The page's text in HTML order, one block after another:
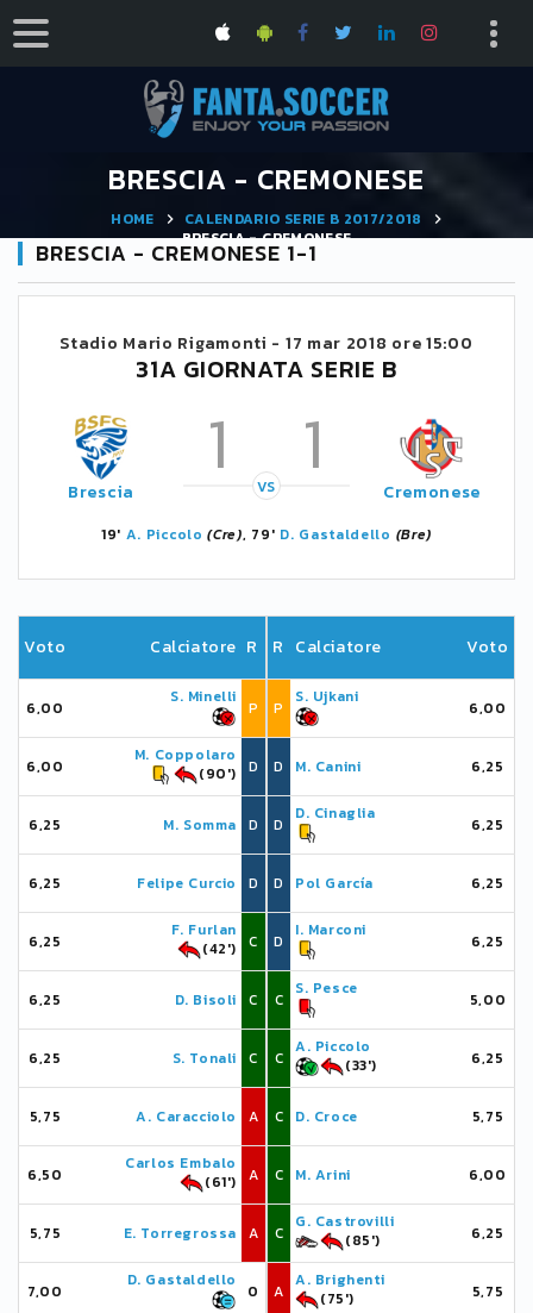
BRESCIA - CREMONESE
HOME
CALENDARIO SERIE B 2017/2018
BRESCIA - CREMONESE
BRESCIA - CREMONESE 1-1
Stadio Mario Rigamonti - 17 mar 2018 ore 15:00
31A GIORNATA SERIE B
Brescia 1 1
VS Cremonese
19' A. Piccolo (Cre), 79' D. Gastaldello (Bre)
Voto Calciatore R
6,00
S. Minelli
P
6,00
M. Coppolaro
(90')
D
6,25 M. Somma D
6,25 Felipe Curcio D
6,25
F. Furlan
(42')
C
6,25 D. Bisoli C
6,25 S. Tonali C
5,75 A. Caracciolo A
6,50
Carlos Embalo
(61')
A
5,75 E. Torregrossa A
7,00
D. Gastaldello
0
R Calciatore Voto
P
S. Ujkani
6,00
D M. Canini 6,25
D
D. Cinaglia
6,25
D Pol García 6,25
D
I. Marconi
6,25
C
S. Pesce
5,00
C
A. Piccolo
(33')
6,25
C D. Croce 5,75
C M. Arini 6,00
C
G. Castrovilli
(85')
6,25
A
A. Brighenti
(75')
5,75